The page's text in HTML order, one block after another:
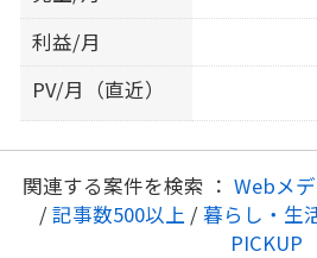
利益/月
PV/月（直近）
関連する案件を検索 ： Webメ
/ 記事数500以上 / 暮らし・生
PICKUP